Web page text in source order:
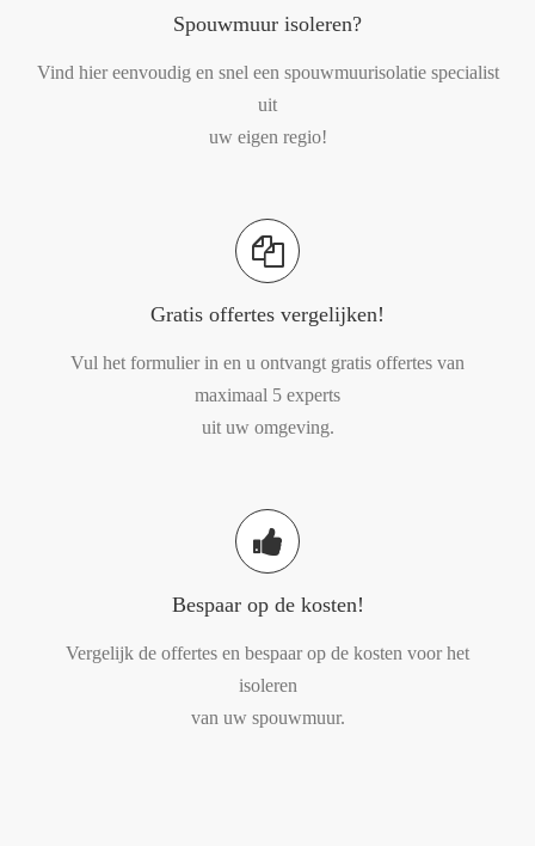
Spouwmuur isoleren?
Vind hier eenvoudig en snel een spouwmuurisolatie specialist
uit
uw eigen regio!
Gratis offertes vergelijken!
Vul het formulier in en u ontvangt gratis offertes van
maximaal 5 experts
uit uw omgeving.
Bespaar op de kosten!
Vergelijk de offertes en bespaar op de kosten voor het
isoleren
van uw spouwmuur.